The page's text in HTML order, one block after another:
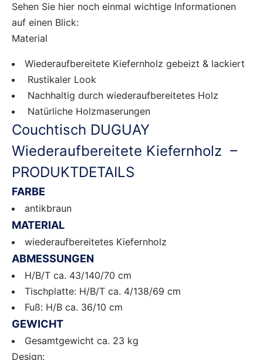
Sehen Sie hier noch einmal wichtige Informationen
auf einen Blick:
Material
Wiederaufbereitete Kiefernholz gebeizt & lackiert
Rustikaler Look
Nachhaltig durch wiederaufbereitetes Holz
Natürliche Holzmaserungen
Couchtisch DUGUAY
Wiederaufbereitete Kiefernholz –
PRODUKTDETAILS
FARBE
antikbraun
MATERIAL
wiederaufbereitetes Kiefernholz
ABMESSUNGEN
H/B/T ca. 43/140/70 cm
Tischplatte: H/B/T ca. 4/138/69 cm
Fuß: H/B ca. 36/10 cm
GEWICHT
Gesamtgewicht ca. 23 kg
Design: